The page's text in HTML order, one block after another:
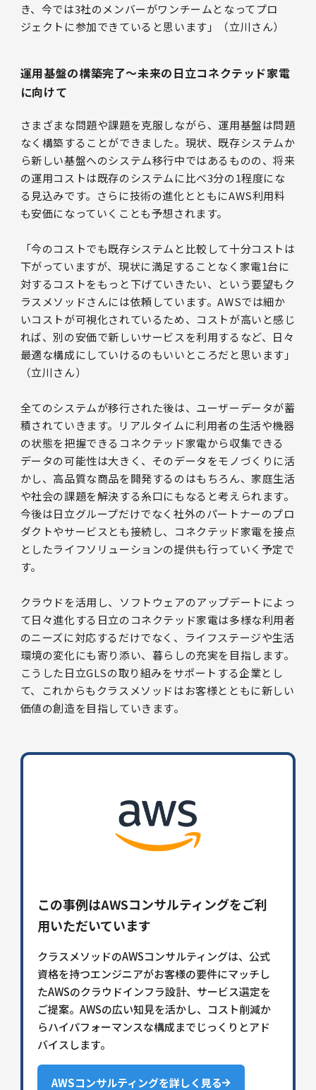
き、今では3社のメンバーがワンチームとなってプロ
ジェクトに参加できていると思います」（立川さん）
運用基盤の構築完了〜未来の日立コネクテッド家電
に向けて
さまざまな問題や課題を克服しながら、運用基盤は問題
なく構築することができました。現状、既存システムか
ら新しい基盤へのシステム移行中ではあるものの、将来
の運用コストは既存のシステムに比べ3分の1程度にな
る見込みです。さらに技術の進化とともにAWS利用料
も安価になっていくことも予想されます。
「今のコストでも既存システムと比較して十分コストは
下がっていますが、現状に満足することなく家電1台に
対するコストをもっと下げていきたい、という要望もク
ラスメソッドさんには依頼しています。AWSでは細か
いコストが可視化されているため、コストが高いと感じ
れば、別の安価で新しいサービスを利用するなど、日々
最適な構成にしていけるのもいいところだと思います」
（立川さん）
全てのシステムが移行された後は、ユーザーデータが蓄
積されていきます。リアルタイムに利用者の生活や機器
の状態を把握できるコネクテッド家電から収集できる
データの可能性は大きく、そのデータをモノづくりに活
かし、高品質な商品を開発するのはもちろん、家庭生活
や社会の課題を解決する糸口にもなると考えられます。
今後は日立グループだけでなく社外のパートナーのプロ
ダクトやサービスとも接続し、コネクテッド家電を接点
としたライフソリューションの提供も行っていく予定で
す。
クラウドを活用し、ソフトウェアのアップデートによっ
て日々進化する日立のコネクテッド家電は多様な利用者
のニーズに対応するだけでなく、ライフステージや生活
環境の変化にも寄り添い、暮らしの充実を目指します。
こうした日立GLSの取り組みをサポートする企業とし
て、これからもクラスメソッドはお客様とともに新しい
価値の創造を目指していきます。
この事例はAWSコンサルティングをご利
用いただいています
クラスメソッドのAWSコンサルティングは、公式
資格を持つエンジニアがお客様の要件にマッチし
たAWSのクラウドインフラ設計、サービス選定を
ご提案。AWSの広い知見を活かし、コスト削減か
らハイパフォーマンスな構成までじっくりとアド
バイスします。
AWSコンサルティングを詳しく見る